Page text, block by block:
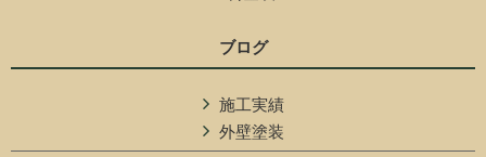
ブログ
施工実績
外壁塗装